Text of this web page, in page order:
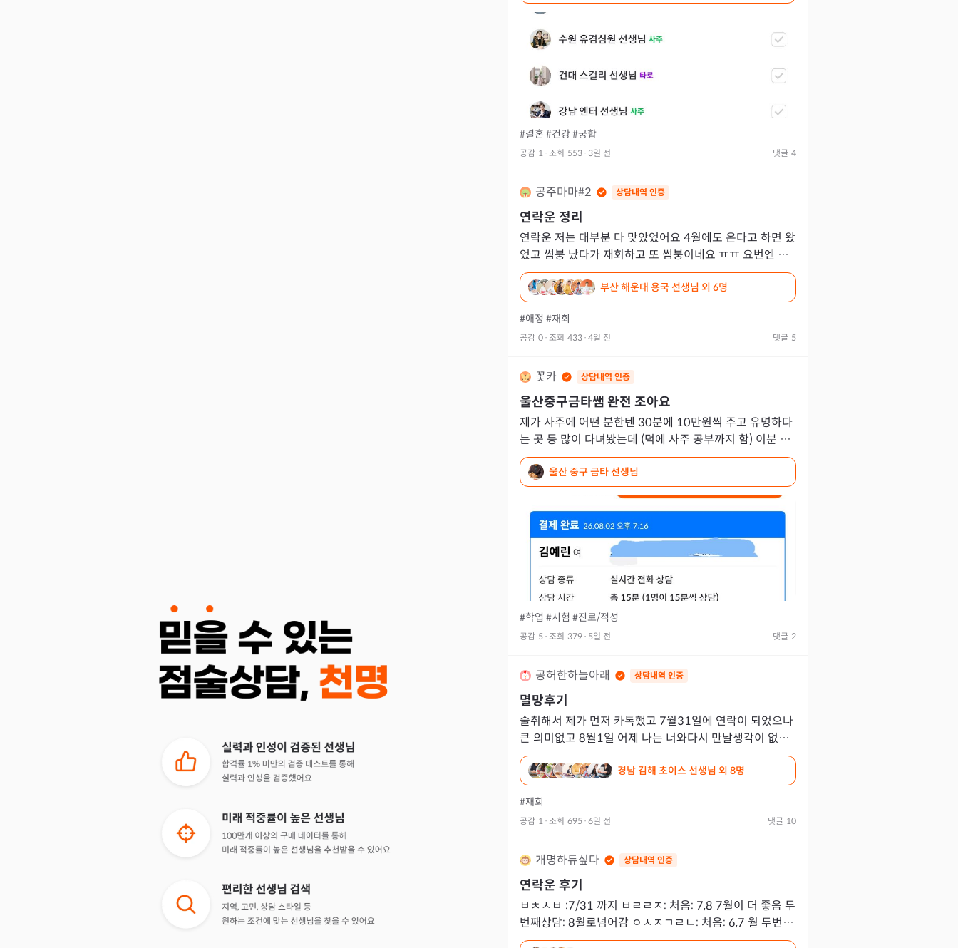
#결혼 #건강#궁합
공감 1 · 조회 553 · 3일 전 댓글 4
공주마마#2 상담내역 인증
연락운 정리
연락운 저는 대부분 다 맞았었어요 4월에도 온다고 하면 왔
었고 썸붕 났다가 재회하고 또 썸붕이네요 ㅠㅠ 요번엔 ㅎ
ㅎ 대판싸워서 8월 중순에 올거라고 공수 받았는대 이번에
도 맞았으면
부산 해운대 용국 선생님 외 6명
#애정 #재회
공감 0 · 조회 433 · 4일 전 댓글 5
꽃카 상담내역 인증
울산중구금타쌤 완전 조아요
제가 사주에 어떤 분한텐 30분에 10만원씩 주고 유명하다
는 곳 등 많이 다녀봤는데 (덕에 사주 공부까지 함) 이분 만
큼 말 잘하시고 정확히 맞추시는 분 없으신 거 같아요. 보통
울산 중구 금타 선생님
#학업 #시험 #진로/적성
공감 5 · 조회 379 · 5일 전 댓글 2
공허한하늘아래 상담내역 인증
멸망후기
술취해서 제가 먼저 카톡했고 7월31일에 연락이 되었으나
큰 의미없고 8월1일 어제 나는 너와다시 만날생각이 없다
고 뜬금없는 선톡으로 재회는 안되었습니다 선생님이 기다
리라면 기
경남 김해 초이스 선생님 외 8명
#재회
공감 1 · 조회 695 · 6일 전 댓글 10
개명하듀싶다 상담내역 인증
연락운 후기
ㅂㅊㅅㅂ :7/31 까지 ㅂㄹㄹㅈ: 처음: 7,8 7월이 더 좋음 두
번째상담: 8월로넘어감 ㅇㅅㅈㄱㄹㄴ: 처음: 6,7 월 두번째
상담: 7월이가장좋고 7,8,9 다 연락운 좋음 ㅎ